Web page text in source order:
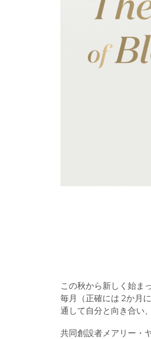
この秋から新しく始ま
毎月（正確には 2か月
通して自分と向き合い
共同創設者メアリー・